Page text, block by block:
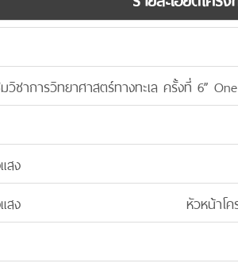
วิชาการวิทยาศาสตร์ทางทะเล ครั้งที่ 6”
สง
สง
หัวหน้าโ